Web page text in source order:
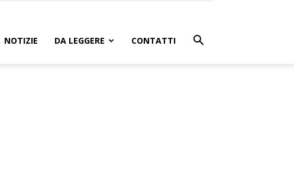
NOTIZIE DA LEGGERE CONTATTI